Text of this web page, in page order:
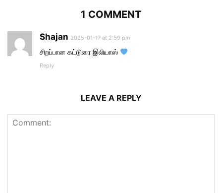
1 COMMENT
Shajan 2025-01-17 at 2:59 pm
சிறப்பான கட்டுரை இலியாஸ்
Reply
LEAVE A REPLY